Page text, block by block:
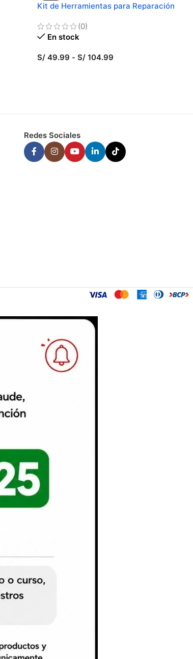
Kit de Herramientas para Reparación
(0)
En stock
S/ 49.99 - S/ 104.99
Redes Sociales